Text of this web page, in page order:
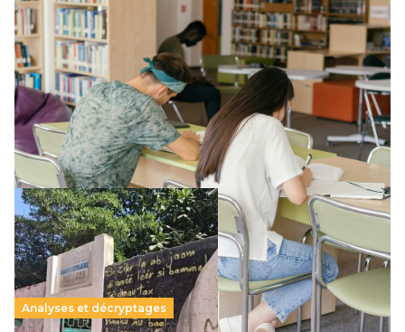
Supérieur privé : une dérive qui met à mal la
promesse républicaine
11 juillet 2026-
Le projet de loi sur la régulation de l’enseignement
supérieur privé met en lumière l’amplification d’un système
qui relègue l’acte pédagogique au superfétatoire, voire à…
Lire la suite →
Analyses et décryptages